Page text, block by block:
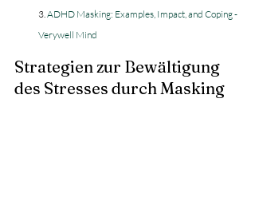
3. ADHD Masking: Examples, Impact, and Coping -
Verywell Mind
Strategien zur Bewältigung
des Stresses durch Masking